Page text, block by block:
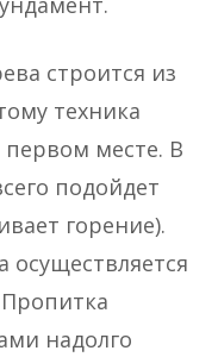
строится из
техника
первом месте. В
подойдет
горение).
надолго